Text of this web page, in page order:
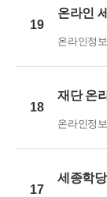
19
온라인
온라인정
18
재단 온
온라인정
17
세종학